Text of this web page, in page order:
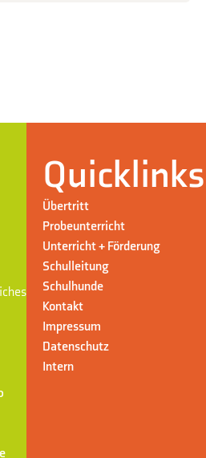
Quicklinks
Übertritt
Probeunterricht
Unterricht + Förderung
Schulleitung
Schulhunde
Kontakt
Impressum
Datenschutz
Intern